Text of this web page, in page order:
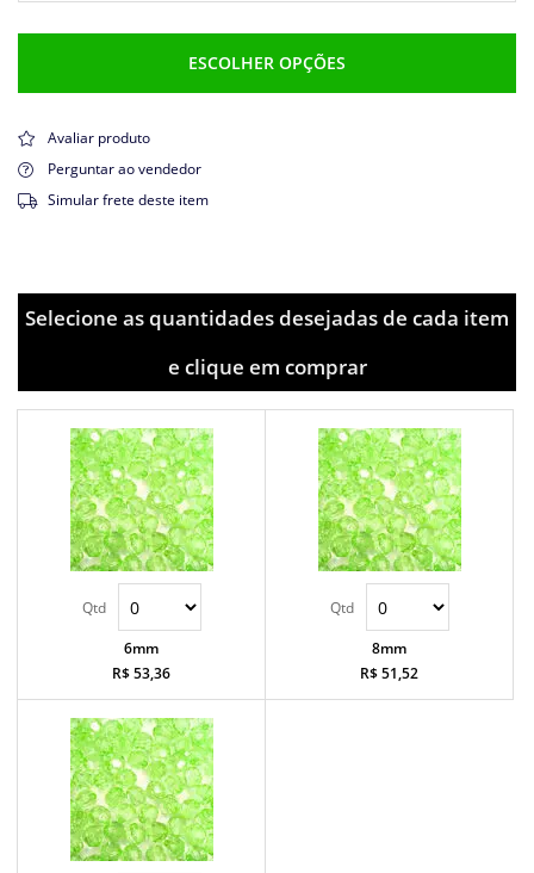
ESCOLHER OPÇÕES
Avaliar produto
Perguntar ao vendedor
Simular frete deste item
Selecione as quantidades desejadas de cada item
e clique em comprar
6mm
R$ 53,36
8mm
R$ 51,52